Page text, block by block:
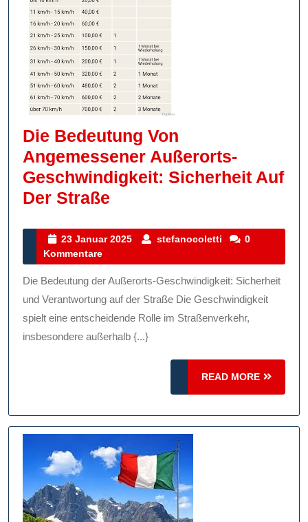
Die Bedeutung Von
Angemessener Außerorts-
Geschwindigkeit: Sicherheit Auf
Der Straße
Von
Außerorts-
Geschwindigkeit:
Sicherheit
Auf
23 Januar 2025
23
2025
stefanocoletti stefanocoletti
0
Kommentare
Die Bedeutung der Außerorts-Geschwindigkeit: Sicherheit
und Verantwortung auf der Straße Die Geschwindigkeit
spielt eine entscheidende Rolle im Straßenverkehr,
insbesondere außerhalb {...}
READ MORE
READ
MORE